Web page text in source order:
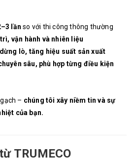
lần so với thi công thông thường
vận hành và nhiên liệu
lò, tăng hiệu suất sản xuất
sâu, phù hợp từng điều kiện
– chúng tôi xây niềm tin và sự
của bạn.
TRUMECO